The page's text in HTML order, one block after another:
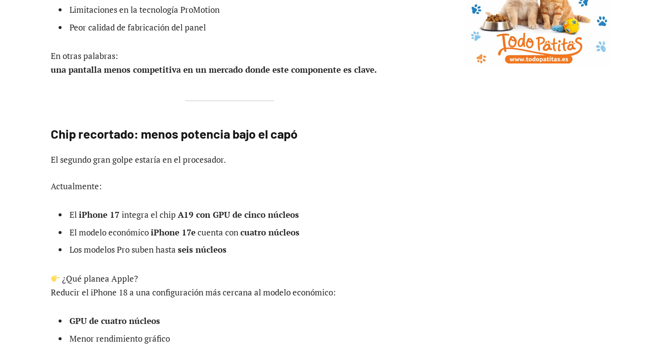
Limitaciones en la tecnología ProMotion
Peor calidad de fabricación del panel
En otras palabras:
una pantalla menos competitiva en un mercado donde este componente es clave.
Chip recortado: menos potencia bajo el capó
El segundo gran golpe estaría en el procesador.
Actualmente:
EliPhone 17 integra el chip A19 con GPU de cinco núcleos
El modelo económicoiPhone 17ecuenta concuatro núcleos
Los modelos Pro suben hasta seis núcleos
¿Qué planea Apple?
Reducir el iPhone 18 a una configuración más cercana al modelo económico:
GPU de cuatro núcleos
Menor rendimiento gráfico